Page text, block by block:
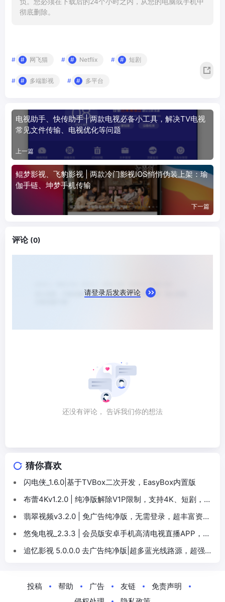
彻底删除。
# 网飞猫 # Netflix # 短剧
# 多端影视 # 多平台
电视助手、快传助手 | 两款电视必备小工具，解决TV电视
常见文件传输、电视优化等问题
上一篇
鲲梦影视、飞豹影视 | 两款冷门影视IOS悄悄伪装上架：瑜
伽手链、坤梦手机传输
下一篇
评论 (0)
请登录后发表评论
还没有评论， 告诉我们你的想法
猜你喜欢
闪电侠_1.6.0|基于TVBox二次开发，EasyBox内置版
布蕾4Kv1.2.0 | 纯净版解除V1P限制，支持4K、短剧，自
建布蕾4K专线播放流畅
翡翠视频v3.2.0 | 免广告纯净版，无需登录，超丰富资源
频道，追剧、短视频解说、专题等
悠兔电视_2.3.3 | 会员版安卓手机高清电视直播APP，支
持预告、回看、自定义源
追忆影视 5.0.0.0 去广告纯净版|超多蓝光线路源，超强弹
投稿 帮助 广告 友链
免责声明